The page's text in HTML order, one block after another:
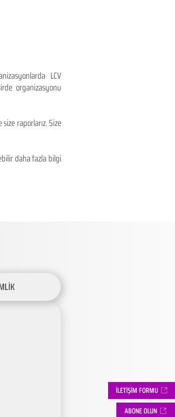
ABONE OLUN
İLETİŞİM FORMU
LCV
organizasyonu
raporlarız. Size
daha fazla bilgi